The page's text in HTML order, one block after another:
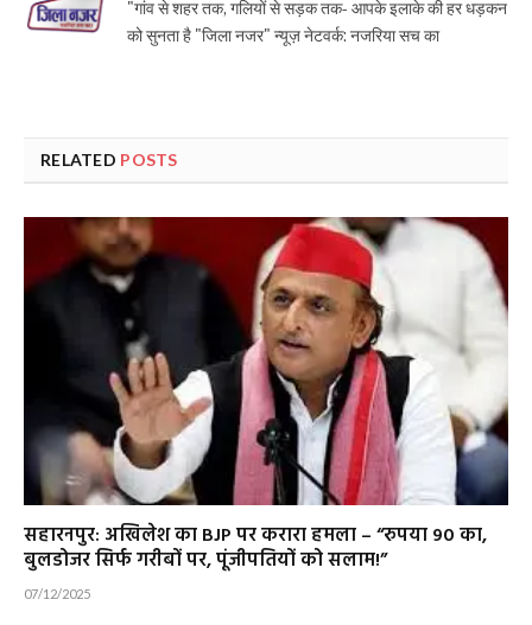
"गांव से शहर तक, गलियों से सड़क तक- आपके इलाके की हर धड़कन
को सुनता है "जिला नजर" न्यूज़ नेटवर्क: नजरिया सच का
RELATED POSTS
सहारनपुर: अखिलेश का BJP पर करारा हमला – “रुपया 90 का,
बुलडोजर सिर्फ गरीबों पर, पूंजीपतियों को सलाम!”
07/12/2025